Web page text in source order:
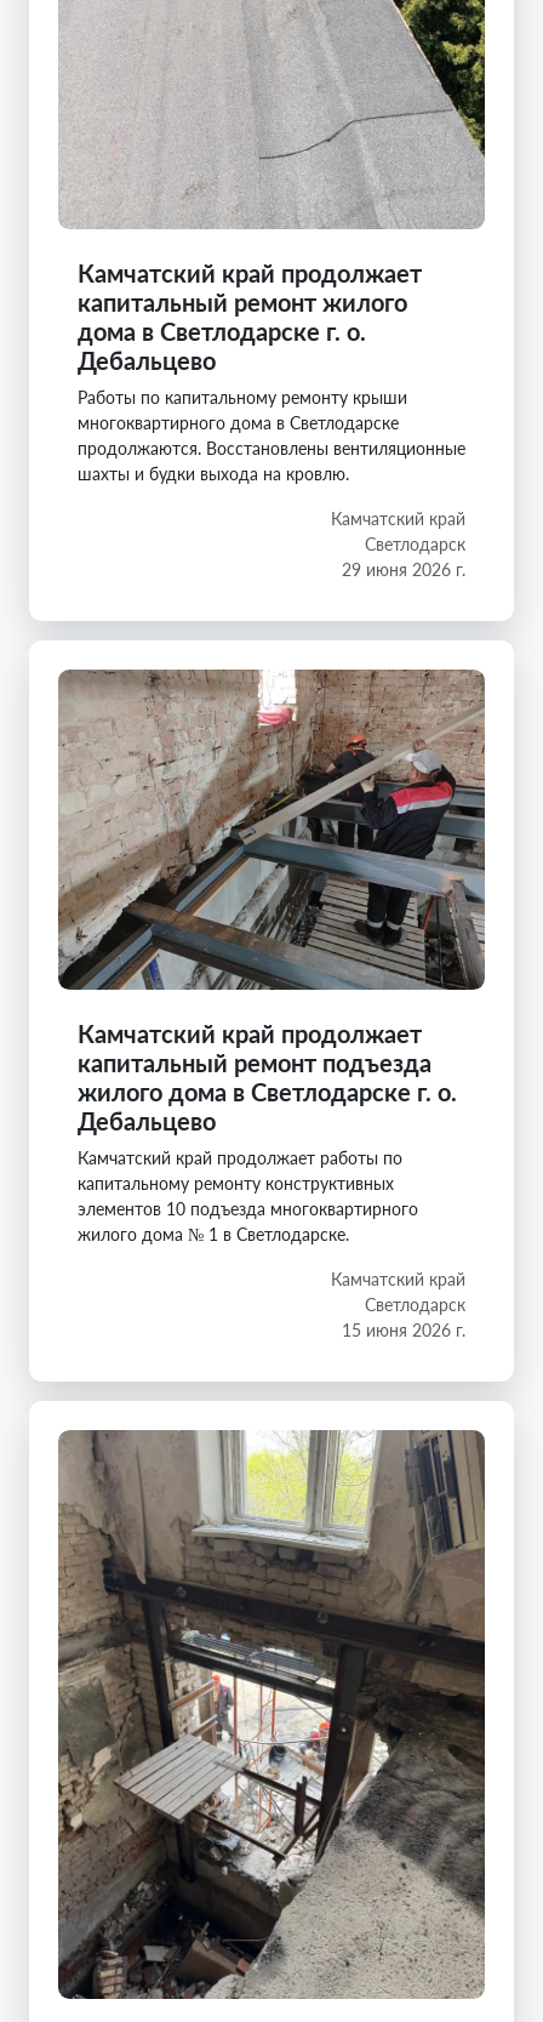
Камчатский край продолжает
капитальный ремонт жилого
дома в Светлодарске г. о.
Дебальцево
Работы по капитальному ремонту крыши
многоквартирного дома в Светлодарске
продолжаются. Восстановлены вентиляционные
шахты и будки выхода на кровлю.
Камчатский край
Светлодарск
29 июня 2026 г.
Камчатский край продолжает
капитальный ремонт подъезда
жилого дома в Светлодарске г. о.
Дебальцево
Камчатский край продолжает работы по
капитальному ремонту конструктивных
элементов 10 подъезда многоквартирного
жилого дома № 1 в Светлодарске.
Камчатский край
Светлодарск
15 июня 2026 г.